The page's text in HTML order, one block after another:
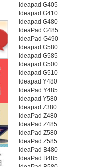
Ideapad G405
Ideapad G410
Ideapad G480
IdeaPad G485
IdeaPad G490
Ideapad G580
Ideapad G585
Ideapad G500
Ideapad G510
Ideapad Y480
IdeaPad Y485
Ideapad Y580
Ideapad Z380
IdeaPad Z480
IdeaPad Z485
IdeaPad Z580
IdeaPad Z585
IdeaPad B480
IdeaPad B485